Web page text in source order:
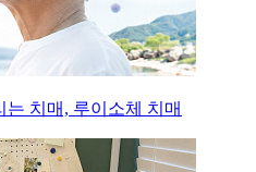
치매, 루이소체 치매